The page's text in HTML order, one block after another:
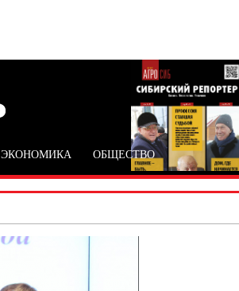
ЭКОНОМИКА ОБЩЕСТВО